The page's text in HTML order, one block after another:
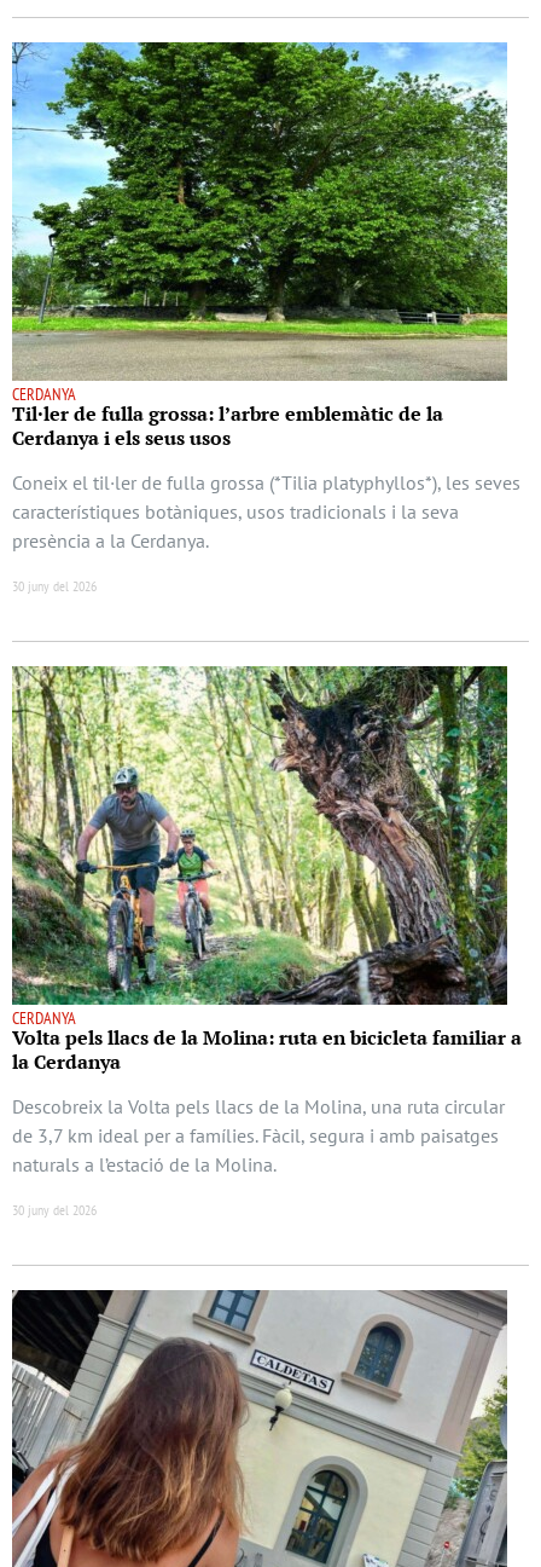
CERDANYA
Til·ler de fulla grossa: l’arbre emblemàtic de la
Cerdanya i els seus usos
Coneix el til·ler de fulla grossa (*Tilia platyphyllos*), les seves
característiques botàniques, usos tradicionals i la seva
presència a la Cerdanya.
30 juny del 2026
CERDANYA
Volta pels llacs de la Molina: ruta en bicicleta familiar a
la Cerdanya
Descobreix la Volta pels llacs de la Molina, una ruta circular
de 3,7 km ideal per a famílies. Fàcil, segura i amb paisatges
naturals a l’estació de la Molina.
30 juny del 2026